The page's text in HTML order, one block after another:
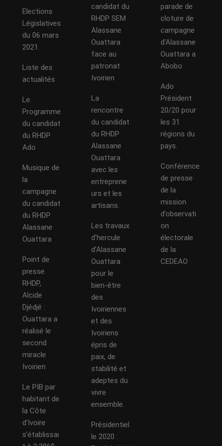
Elections
Législatives
du 06 mars
2021.
Liste des
actualités
Le
Programme
du candidat
du RHDP
Ado
Musique de
la
campagne
du candidat
du RHDP
Alassane
Ouattara
Point de
presse
RHDP,
Alcide
Djédjé :
Ouattara a
réalisé le
second
miracle
Ivoirien
Le PIB par
habitant de
la Côte
d’Ivoire
s’établissai
candidat du
RHDP SEM
Alassane
Ouattara
face au
patronat
Ivoirien
La
rencontre
du candidat
du RHDP
Alassane
Ouattara
avec les
entreprene
urs et les
artisans.
Les travaux
d’hercule
d’Alassane
Ouattara
pour le
bien-être
des
Ivoiriennes
et des
Ivoiriens
épris de
paix, de
stabilité et
adeptes du
vivre
ensemble.
Présidentiel
le 2020 :
parade de
cloture de
campagne
d’Alassane
Ouattara a
Abobo
Ado
Président
20/20 pour
les 31
régions du
pays.
Conférence
de presse
de la
mission
d’observati
on
électorale
de la
CEDEAO